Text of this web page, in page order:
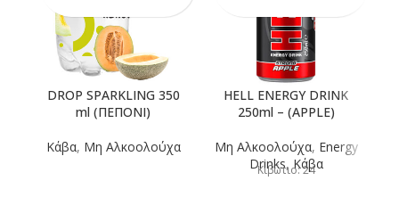
DROP SPARKLING 350
ml (ΠΕΠΟΝΙ)
Κάβα, Μη Αλκοολούχα
HELL ENERGY DRINK
250ml – (APPLE)
Μη Αλκοολούχα, Energy
Drinks,Κάβα
Κιβώτιο: 24